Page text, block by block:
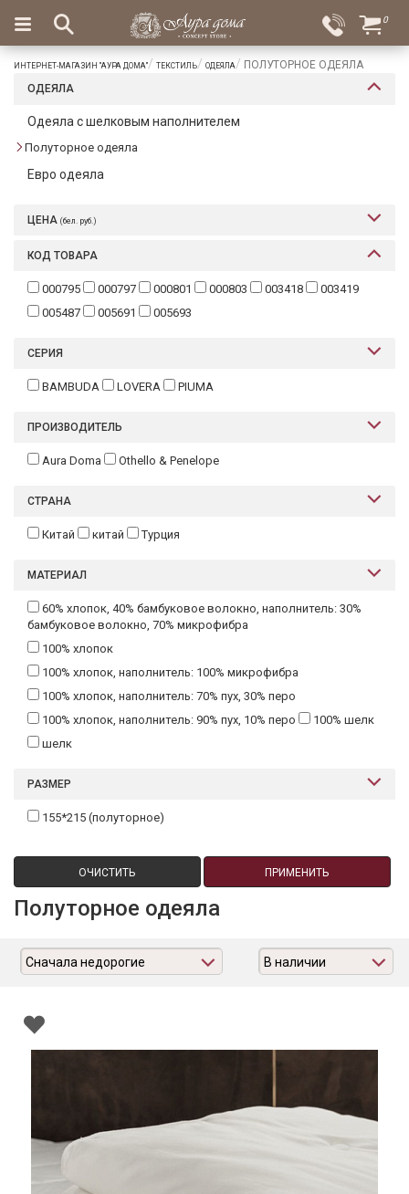
Вход
Избранное
×
Салоны
Доставка
Оплата
Подарки
Ароматы
для
Бар
хрусталь
Посуда
Столовые
приборы
Текстиль
Фарфор
Декор
Бренды
0
ИНТЕРНЕТ-МАГАЗИН "АУРА ДОМА" ТЕКСТИЛЬ ОДЕЯЛА
ПОЛУТОРНОЕ ОДЕЯЛА
ОДЕЯЛА
Одеяла с шелковым наполнителем
Полуторное одеяла
Евро одеяла
ЦЕНА (бел. руб.)
КОД ТОВАРА
000795 000797 000801 000803 003418
003419
005487
005691 005693
СЕРИЯ
BAMBUDA LOVERA PIUMA
ПРОИЗВОДИТЕЛЬ
Aura Doma Othello & Penelope
СТРАНА
Китай китай Турция
МАТЕРИАЛ
60% хлопок, 40% бамбуковое волокно, наполнитель: 30%
бамбуковое волокно, 70% микрофибра
100% хлопок
100% хлопок, наполнитель: 100% микрофибра
100% хлопок, наполнитель: 70% пух, 30% перо
100% хлопок, наполнитель: 90% пух, 10% перо
100% шелк
шелк
РАЗМЕР
155*215 (полуторное)
ОЧИСТИТЬ ПРИМЕНИТЬ
Полуторное одеяла
Сначала недорогие В наличии